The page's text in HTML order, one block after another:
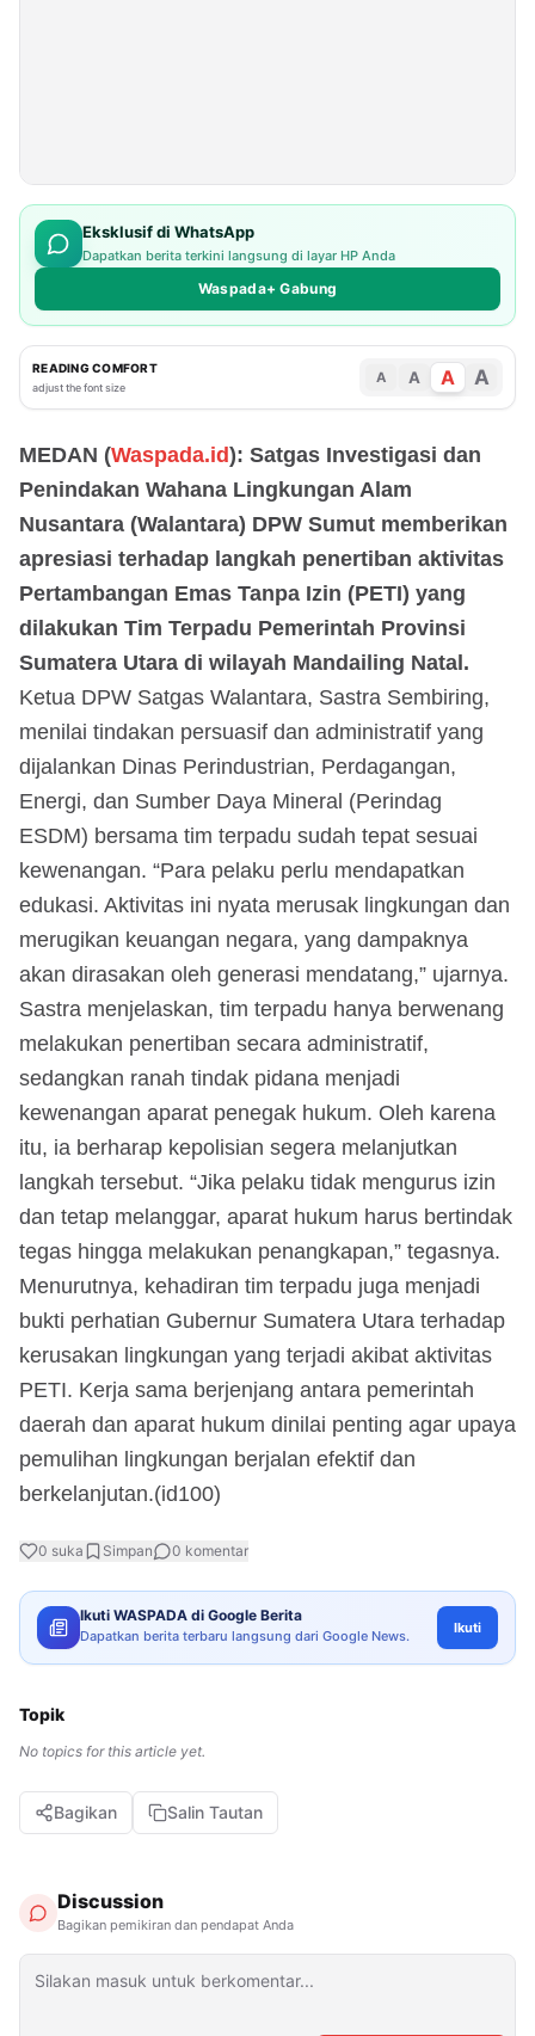
Eksklusif di WhatsApp
Dapatkan berita terkini langsung di layar HP Anda
Waspada+ Gabung
READING COMFORT
adjust the font size
A A A A
MEDAN (Waspada.id): Satgas Investigasi dan
Penindakan Wahana Lingkungan Alam
Nusantara (Walantara) DPW Sumut memberikan
apresiasi terhadap langkah penertiban aktivitas
Pertambangan Emas Tanpa Izin (PETI) yang
dilakukan Tim Terpadu Pemerintah Provinsi
Sumatera Utara di wilayah Mandailing Natal.
Ketua DPW Satgas Walantara, Sastra Sembiring,
menilai tindakan persuasif dan administratif yang
dijalankan Dinas Perindustrian, Perdagangan,
Energi, dan Sumber Daya Mineral (Perindag
ESDM) bersama tim terpadu sudah tepat sesuai
kewenangan. “Para pelaku perlu mendapatkan
edukasi. Aktivitas ini nyata merusak lingkungan dan
merugikan keuangan negara, yang dampaknya
akan dirasakan oleh generasi mendatang,” ujarnya.
Sastra menjelaskan, tim terpadu hanya berwenang
melakukan penertiban secara administratif,
sedangkan ranah tindak pidana menjadi
kewenangan aparat penegak hukum. Oleh karena
itu, ia berharap kepolisian segera melanjutkan
langkah tersebut. “Jika pelaku tidak mengurus izin
dan tetap melanggar, aparat hukum harus bertindak
tegas hingga melakukan penangkapan,” tegasnya.
Menurutnya, kehadiran tim terpadu juga menjadi
bukti perhatian Gubernur Sumatera Utara terhadap
kerusakan lingkungan yang terjadi akibat aktivitas
PETI. Kerja sama berjenjang antara pemerintah
daerah dan aparat hukum dinilai penting agar upaya
pemulihan lingkungan berjalan efektif dan
berkelanjutan.(id100)
0 suka Simpan 0 komentar
Ikuti WASPADA di Google Berita
Dapatkan berita terbaru langsung dari Google News. Ikuti
Topik
No topics for this article yet.
Bagikan Salin Tautan
Discussion
Bagikan pemikiran dan pendapat Anda